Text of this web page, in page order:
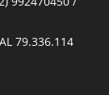
79.336.114